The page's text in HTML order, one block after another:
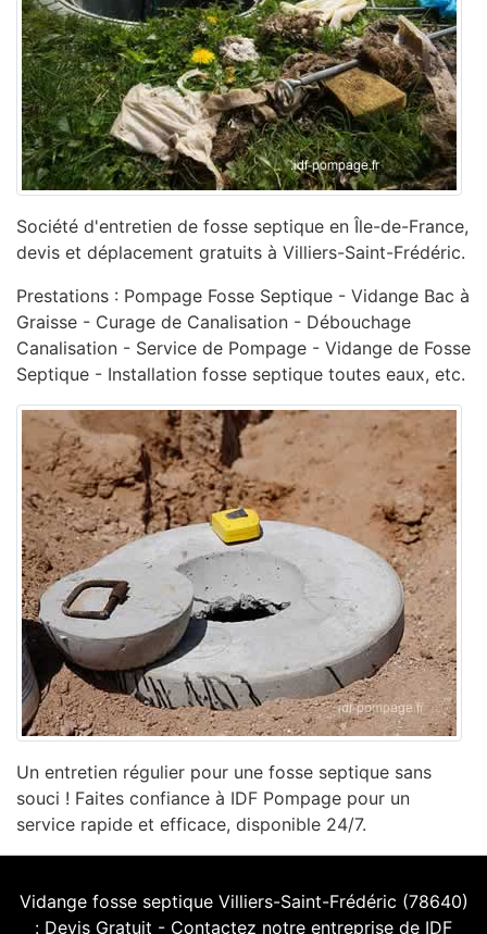
Société d'entretien de fosse septique en Île-de-France,
devis et déplacement gratuits à Villiers-Saint-Frédéric.
Prestations : Pompage Fosse Septique - Vidange Bac à
Graisse - Curage de Canalisation - ‎Débouchage
Canalisation - ‎Service de Pompage - ‎Vidange de Fosse
Septique - Installation fosse septique toutes eaux, etc.
Un entretien régulier pour une fosse septique sans
souci ! Faites confiance à IDF Pompage pour un
service rapide et efficace, disponible 24/7.
Vidange fosse septique Villiers-Saint-Frédéric (78640)
: Devis Gratuit - Contactez notre entreprise de IDF